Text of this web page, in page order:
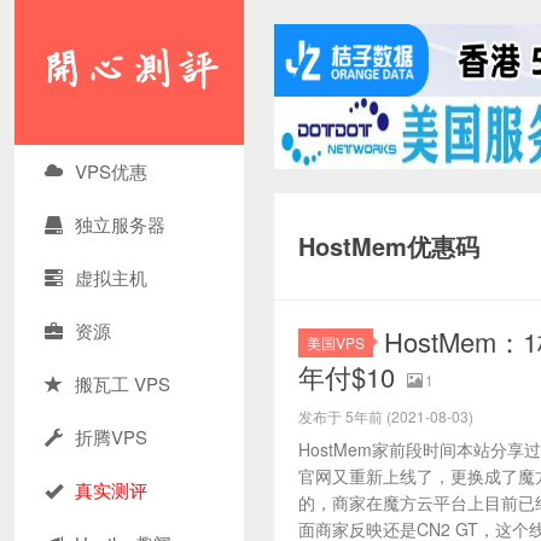
VPS优惠
独立服务器
虚拟主机
资源
搬瓦工 VPS
折腾VPS
真实测评
HostMem优惠码
美国VPS
HostMem：
年付$10
1
发布于 5年前 (2021-08-03)
HostMem家前段时间本站分享
官网又重新上线了，更换成了
的，商家在魔方云平台上目前
面商家反映还是CN2 GT，这个